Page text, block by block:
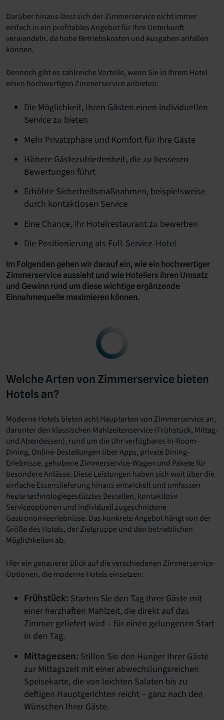
Darüber hinaus lässt sich der Zimmerservice nicht immer
einfach in ein profitables Angebot für Ihre Unterkunft
verwandeln, da hohe Betriebskosten und Ausgaben anfallen
können.
Dennoch gibt es zahlreiche Vorteile, wenn Sie in Ihrem Hotel
einen hochwertigen Zimmerservice anbieten:
Die Möglichkeit, Ihren Gästen einen individuellen
Service zu bieten
Mehr Privatsphäre und Komfort für Ihre Gäste
Höhere Gästezufriedenheit, die zu besseren
Bewertungen führt
Erhöhte Sicherheitsmaßnahmen, beispielsweise
durch kontaktlosen Service
Eine Chance, Ihr Hotelrestaurant zu bewerben
Die Positionierung als Full-Service-Hotel
Im Folgenden gehen wir darauf ein, wie ein hochwertiger
Zimmerservice aussieht und wie Hoteliers ihren Umsatz
und Gewinn rund um diese wichtige ergänzende
Einnahmequelle maximieren können.
Welche Arten von Zimmerservice bieten
Hotels an?
Moderne Hotels bieten acht Hauptarten von Zimmerservice an,
darunter den klassischen Mahlzeitenservice (Frühstück, Mittag-
und Abendessen), rund um die Uhr verfügbares In-Room-
Dining, Online-Bestellungen über Apps, private Dining-
Erlebnisse, gehobene Zimmerservice-Wagen und Pakete für
besondere Anlässe. Diese Leistungen haben sich weit über die
einfache Essenslieferung hinaus entwickelt und umfassen
heute technologiegestütztes Bestellen, kontaktlose
Serviceoptionen und individuell zugeschnittene
Gastronomieerlebnisse. Das konkrete Angebot hängt von der
Größe des Hotels, der Zielgruppe und den betrieblichen
Möglichkeiten ab.
Hier ein genauerer Blick auf die verschiedenen Zimmerservice-
Optionen, die moderne Hotels einsetzen:
Frühstück: Starten Sie den Tag Ihrer Gäste mit
einer herzhaften Mahlzeit, die direkt auf das
Zimmer geliefert wird – für einen gelungenen Start
in den Tag.
Mittagessen: Stillen Sie den Hunger Ihrer Gäste
zur Mittagszeit mit einer abwechslungsreichen
Speisekarte, die von leichten Salaten bis zu
deftigen Hauptgerichten reicht – ganz nach den
Wünschen Ihrer Gäste.